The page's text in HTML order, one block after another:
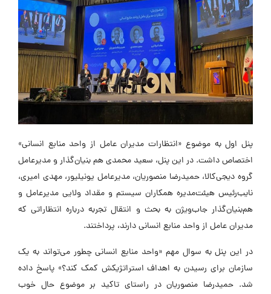
اول به موضوع «انتظارات مدیران عامل از واحد منابع انسانی»
داشت. در این پنل، سعید محمدی هم بنیان‌گذار و مدیرعامل
دیجی‌کالا، حمیدرضا منصوریان، مدیرعامل یونیلیور، مهدی امیری،
هیئت‌مدیره همکاران سیستم و مقداد ولایی مدیرعامل و
جاب‌ویژن به بحث و انتقال تجربه درباره انتظاراتی که
عامل از واحد منابع انسانی دارند، پرداختند.
این پنل به سوال مهم «واحد منابع انسانی چطور می‌تواند به یک
برای رسیدن به اهداف استراتژیکش کمک کند؟» پاسخ داده
حمیدرضا منصوریان در راستای تاکید بر موضوع حال خوب